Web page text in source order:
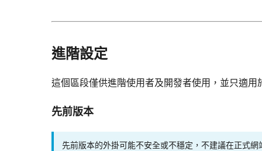
進階設定
這個區段僅供進階使用者及開發者使用，並只適用
先前版本
先前版本的外掛可能不安全或不穩定，不建議在正式網